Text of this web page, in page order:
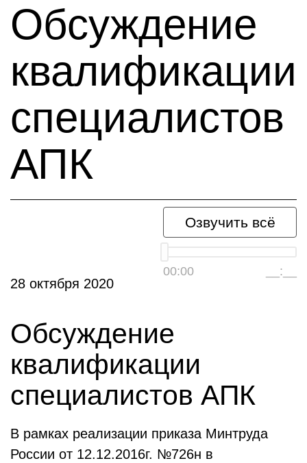
Обсуждение
квалификации
специалистов
АПК
Озвучить всё
00:00 __:__
28 октября 2020
Обсуждение
квалификации
специалистов АПК
В рамках реализации приказа Минтруда
России от 12.12.2016г. №726н в